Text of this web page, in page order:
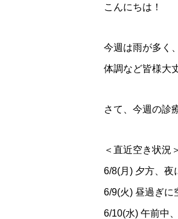
こんにちは！
今週は雨が多く
体調など皆様大
さて、今週の診
＜直近空き状況
6/8(月) 夕方、夜
6/9(火) 昼過ぎに
6/10(水) 午前中